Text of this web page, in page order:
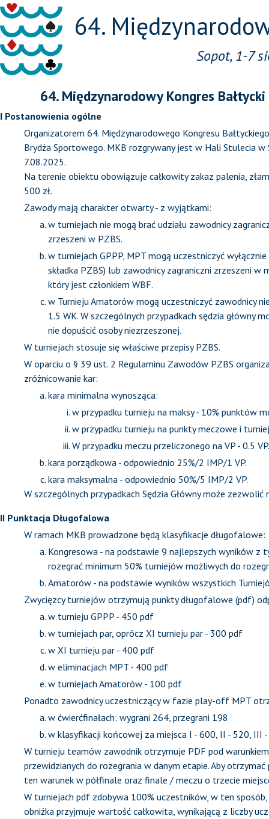
64.
Sopot, 1-7
64. Międzynarodowy Kongres
I Postanowienia ogólne
Organizatorem 64. Międzynarodowego Kongresu
Brydża Sportowego. MKB rozgrywany jest w Hali Stulecia w
7.08.2025.
Na terenie obiektu obowiązuje całkowity zakaz palenia,
500 zł.
Zawody mają charakter otwarty - z wyjątkami:
w turniejach nie mogą brać udziału zawodnicy
zrzeszeni w PZBS.
w turniejach GPPP, MPT mogą uczestniczyć
składka PZBS) lub zawodnicy zagraniczni zrzeszeni
który jest członkiem WBF.
w Turnieju Amatorów mogą uczestniczyć zawodnicy
1.5 WK. W szczególnych przypadkach sędzia główny
nie dopuścić osoby niezrzeszonej.
W turniejach stosuje się właściwe przepisy PZBS.
W oparciu o § 39 ust. 2 Regulaminu Zawodów PZBS
zróżnicowanie kar:
kara minimalna wynosząca:
w przypadku turnieju na maksy - 10% punktów
w przypadku turnieju na punkty meczowe i
W przypadku meczu przeliczonego na VP - 0.5 VP.
kara porządkowa - odpowiednio 25%/2 IMP/1 VP.
kara maksymalna - odpowiednio 50%/5 IMP/2 VP.
W szczególnych przypadkach Sędzia Główny może
II Punktacja Długofalowa
W ramach MKB prowadzone będą klasyfikacje długofalowe:
Kongresowa - na podstawie 9 najlepszych wyników z
rozegrać minimum 50% turniejów możliwych do
Amatorów - na podstawie wyników wszystkich
Zwycięzcy turniejów otrzymują punkty długofalowe (pdf)
w turnieju GPPP - 450 pdf
w turniejach par, oprócz XI turnieju par - 300 pdf
w XI turnieju par - 400 pdf
w eliminacjach MPT - 400 pdf
w turniejach Amatorów - 100 pdf
Ponadto zawodnicy uczestniczący w fazie play-off MPT
w ćwierćfinałach: wygrani 264, przegrani 198
w klasyfikacji końcowej za miejsca I - 600, II - 520, III
W turnieju teamów zawodnik otrzymuje PDF pod
przewidzianych do rozegrania w danym etapie. Aby
ten warunek w półfinale oraz finale / meczu o trzecie
W turniejach pdf zdobywa 100% uczestników, w ten
obniżka przyjmuje wartość całkowita, wynikającą z liczby